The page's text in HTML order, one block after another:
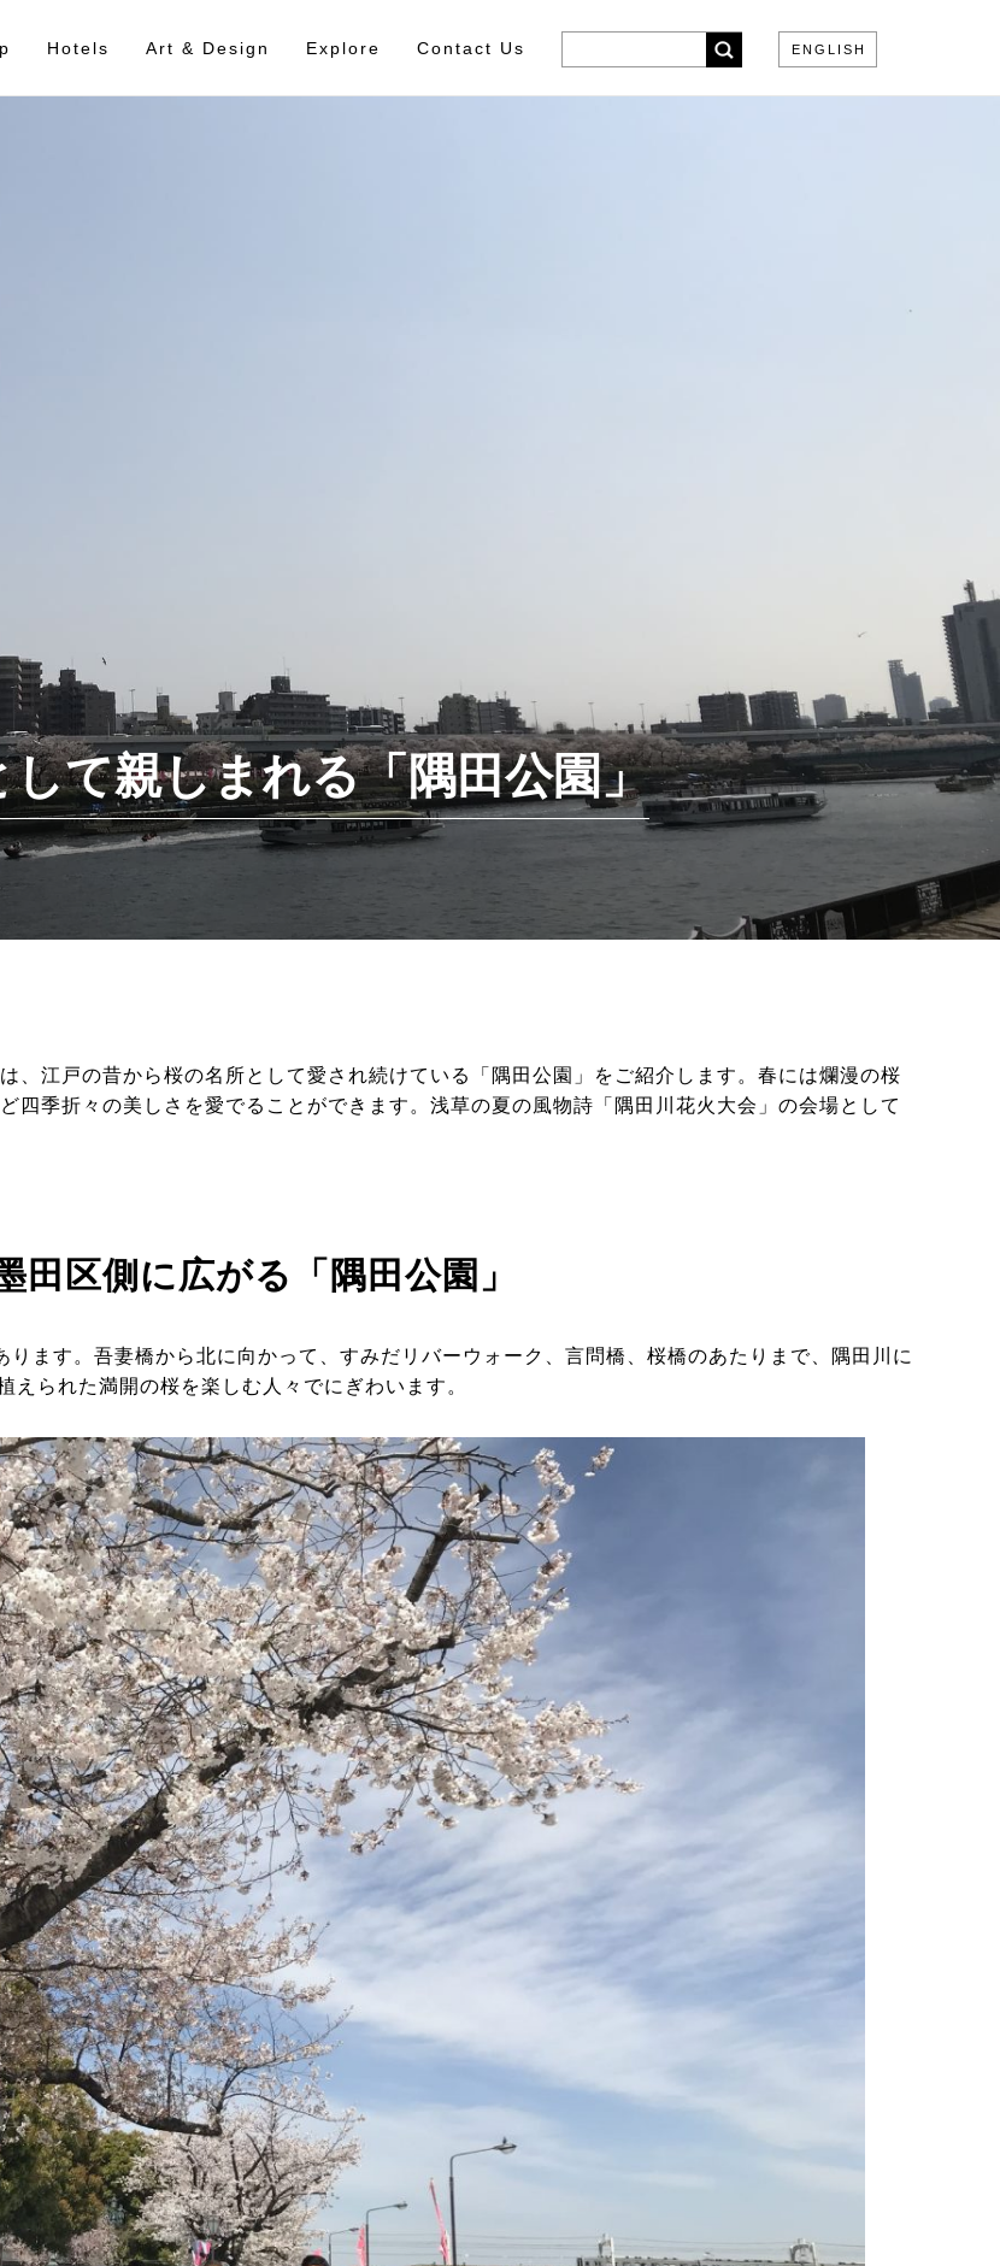
て親しまれる「隅田公園」
、江戸の昔から桜の名所として愛され続けている「隅田公園」をご紹介します。春には爛漫の桜
四季折々の美しさを愛でることができます。浅草の夏の風物詩「隅田川花火大会」の会場として
区側に広がる「隅田公園」
ます。吾妻橋から北に向かって、すみだリバーウォーク、言問橋、桜橋のあたりまで、隅田川に
られた満開の桜を楽しむ人々でにぎわいます。
Hotels Art & Design Explore Contact Us ENGLISH